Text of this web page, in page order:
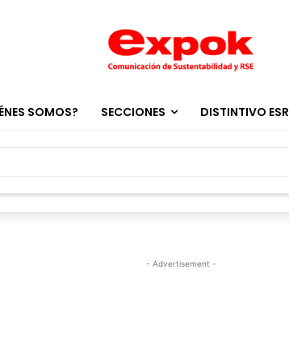
SOMOS? SECCIONES DISTINTIVO ESR
- Advertisement -